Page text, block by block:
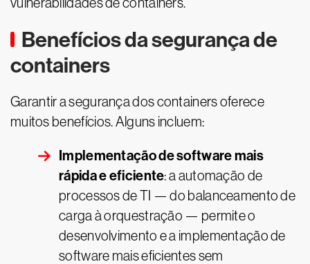
Benefícios da segurança de
containers
Garantir a segurança dos containers oferece
muitos benefícios. Alguns incluem:
Implementação de software mais
rápida e eficiente: a automação de
processos de TI — do balanceamento de
carga à orquestração — permite o
desenvolvimento e a implementação de
software mais eficientes sem